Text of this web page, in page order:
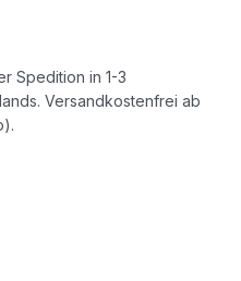
uns auf Ihren
0bzw. Ihre E-
Video-Kanal
Spedition in 1-3
Versandkostenfrei ab